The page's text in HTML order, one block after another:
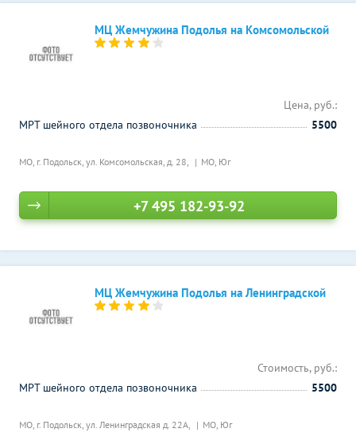
МЦ Жемчужина Подолья на Комсомольской
МО, г. Подольск, ул. Комсомольская, д. 28, МО, Юг
Цена, руб.:
МРТ шейного отдела позвоночника
5500
+7 495 182-93-92
МЦ Жемчужина Подолья на Ленинградской
МО, г. Подольск, ул. Ленинградская д. 22А, МО, Юг
Стоимость, руб.:
МРТ шейного отдела позвоночника
5500